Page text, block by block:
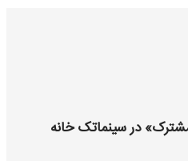
در سینماتک خانه